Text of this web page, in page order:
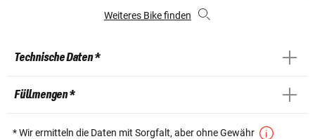
Weiteres Bike finden
Technische Daten *
Füllmengen *
* Wir ermitteln die Daten mit Sorgfalt, aber ohne Gewähr